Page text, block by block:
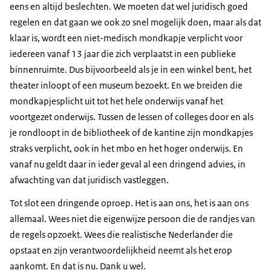
eens en altijd beslechten. We moeten dat wel juridisch goed
regelen en dat gaan we ook zo snel mogelijk doen, maar als dat
klaar is, wordt een niet-medisch mondkapje verplicht voor
iedereen vanaf 13 jaar die zich verplaatst in een publieke
binnenruimte. Dus bijvoorbeeld als je in een winkel bent, het
theater inloopt of een museum bezoekt. En we breiden die
mondkapjesplicht uit tot het hele onderwijs vanaf het
voortgezet onderwijs. Tussen de lessen of colleges door en als
je rondloopt in de bibliotheek of de kantine zijn mondkapjes
straks verplicht, ook in het mbo en het hoger onderwijs. En
vanaf nu geldt daar in ieder geval al een dringend advies, in
afwachting van dat juridisch vastleggen.
Tot slot een dringende oproep. Het is aan ons, het is aan ons
allemaal. Wees niet die eigenwijze persoon die de randjes van
de regels opzoekt. Wees die realistische Nederlander die
opstaat en zijn verantwoordelijkheid neemt als het erop
aankomt. En dat is nu. Dank u wel.